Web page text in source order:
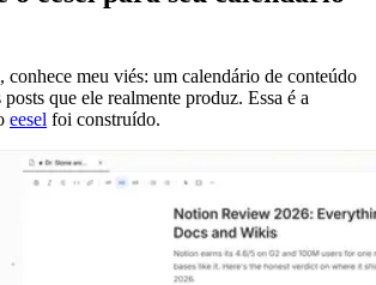
conhece meu viés: um calendário de conteúdo
que ele realmente produz. Essa é a
eesel foi construído.